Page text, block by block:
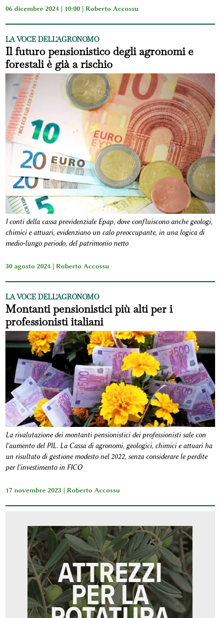
06 dicembre 2024 | 10:00 | Roberto Accossu
LA VOCE DELL'AGRONOMO
Il futuro pensionistico degli agronomi e
forestali è già a rischio
I conti della cassa previdenziale Epap, dove confluiscono anche geologi,
chimici e attuari, evidenziano un calo preoccupante, in una logica di
medio-lungo periodo, del patrimonio netto
30 agosto 2024 | Roberto Accossu
LA VOCE DELL'AGRONOMO
Montanti pensionistici più alti per i
professionisti italiani
La rivalutazione dei montanti pensionistici dei professionisti sale con
l'aumento del PIL. La Cassa di agronomi, geologici, chimici e attuari ha
un risultato di gestione modesto nel 2022, senza considerare le perdite
per l'investimento in FICO
17 novembre 2023 | Roberto Accossu